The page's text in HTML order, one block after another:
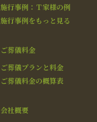
施行事例：Ｔ家様の例
施行事例をもっと見る
ご葬儀料金
ご葬儀プランと料金
ご葬儀料金の概算表
会社概要